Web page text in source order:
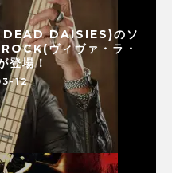
DEAD DAISIES)のソ
ヴィヴァ・ラ・
登場！
12